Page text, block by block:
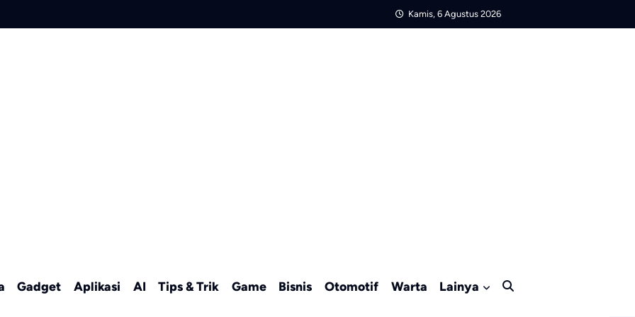
Kamis, 6 Agustus 2026
Gadget Aplikasi AI Tips & Trik Game Bisnis Otomotif Warta Lainya